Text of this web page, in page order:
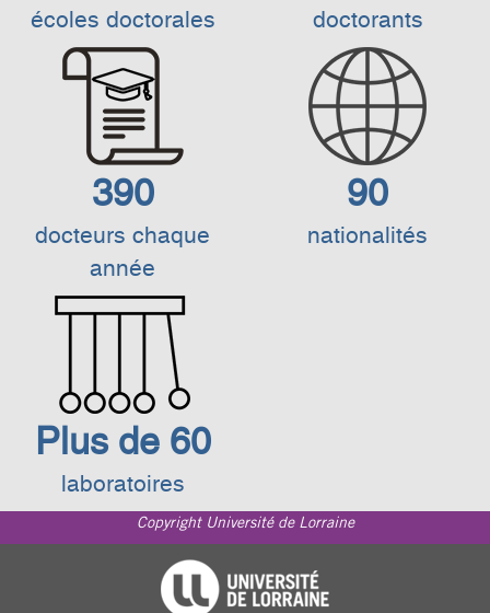
écoles doctorales doctorants
390
docteurs chaque
année
90
nationalités
Plus de 60
laboratoires
Copyright Université de Lorraine
Université de Lorraine